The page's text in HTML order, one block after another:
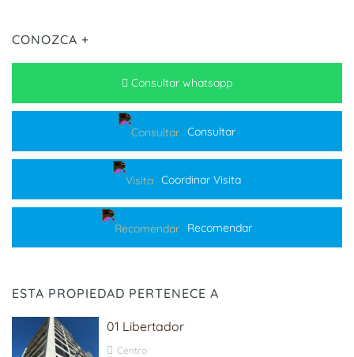
CONOZCA +
Consultar whatsapp
Consultar
Coordinar Visita
Recomendar
ESTA PROPIEDAD PERTENECE A
01 Libertador
Centro